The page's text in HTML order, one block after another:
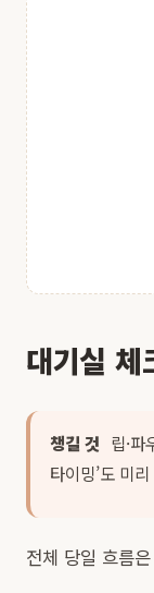
대기실 체
챙길 것 립·
타이밍’도 미
전체 당일 흐름은